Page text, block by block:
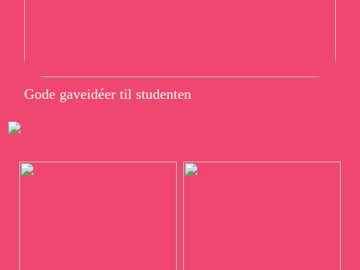
Gode gaveidéer til studenten